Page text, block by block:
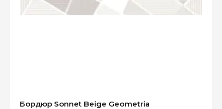
Бордюр Sonnet Beige Geometria